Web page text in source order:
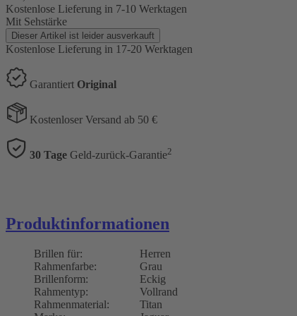
Kostenlose Lieferung in 7-10 Werktagen
Mit Sehstärke
Dieser Artikel ist leider ausverkauft
Kostenlose Lieferung in 17-20 Werktagen
Garantiert Original
Kostenloser Versand ab 50 €
30 Tage Geld-zurück-Garantie2
Produktinformationen
Brillen für:
Herren
Rahmenfarbe:
Grau
Brillenform:
Eckig
Rahmentyp:
Vollrand
Rahmenmaterial:
Titan